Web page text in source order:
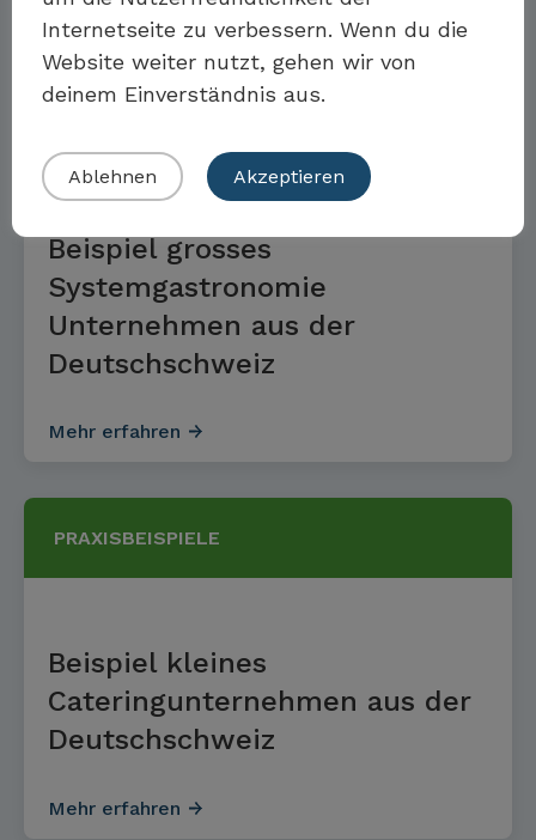
Eigenes Beispiel einreichen
Mehr erfahren
Beispiel grosses
Systemgastronomie
Unternehmen aus der
Deutschschweiz
Mehr erfahren
PRAXISBEISPIELE
Beispiel kleines
Cateringunternehmen aus der
Deutschschweiz
Mehr erfahren
Internetseite zu verbessern. Wenn du die
Website weiter nutzt, gehen wir von
deinem Einverständnis aus.
Ablehnen Akzeptieren